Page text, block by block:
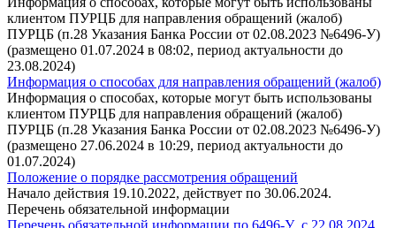
клиентом ПУРЦБ для направления обращений (жалоб)
ПУРЦБ (п.28 Указания Банка России от 02.08.2023 №6496-У)
(размещено 01.07.2024 в 08:02, период актуальности до
23.08.2024)
Информация о способах для направления обращений (жалоб)
Информация о способах, которые могут быть использованы
клиентом ПУРЦБ для направления обращений (жалоб)
ПУРЦБ (п.28 Указания Банка России от 02.08.2023 №6496-У)
(размещено 27.06.2024 в 10:29, период актуальности до
01.07.2024)
Положение о порядке рассмотрения обращений
Начало действия 19.10.2022, действует по 30.06.2024.
Перечень обязательной информации
Перечень обязательной информации по 6496-У_с 22.08.2024